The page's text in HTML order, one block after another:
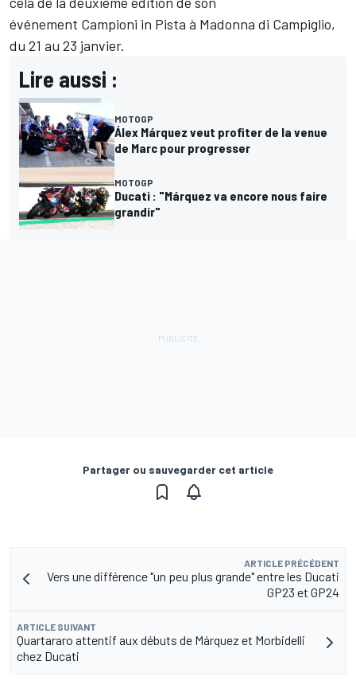
événement Campioni in Pista à Madonna di Campiglio,
du 21 au 23 janvier.
Lire aussi :
MOTOGP
Álex Márquez veut profiter de la venue
de Marc pour progresser
MOTOGP
Ducati : "Márquez va encore nous faire
grandir"
Partager ou sauvegarder cet article
ARTICLE PRÉCÉDENT
Vers une différence "un peu plus grande" entre les Ducati
GP23 et GP24
ARTICLE SUIVANT
Quartararo attentif aux débuts de Márquez et Morbidelli
chez Ducati